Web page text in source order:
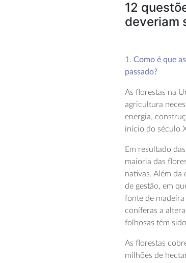
12
deveriam
1.Como é que
passado?
As florestas na
agricultura
energia,
início do século
Em resultado
maioria das
nativas. Além da
de gestão, em
fonte de
coníferas a
folhosas têm
As florestas
milhões de